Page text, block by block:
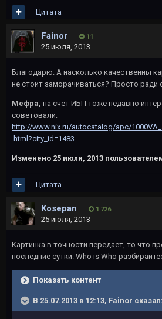
Цитата
Fainor 11
25 июля, 2013
Благодарю. А насколько качественны
не стоит заморачиваться? Просто ради
Мефра, на счет ИБП тоже недавно
советовали:
http://www.nix.ru/autocatalog/apc/
.html?city_id=1483
Изменено 25 июля, 2013
Цитата
Kosepan 1 726
25 июля, 2013
Картинка в точности передаёт, то что
последние сутки. Who is Who
Показать контент
В 25.07.2013 в 12:13, Fainor сказал: